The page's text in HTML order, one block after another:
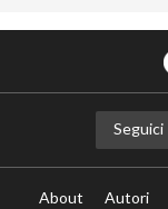
Seguici
About Autori